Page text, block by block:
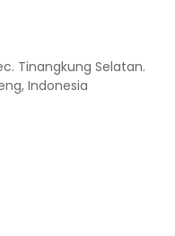
Tinangkung Selatan.
Indonesia